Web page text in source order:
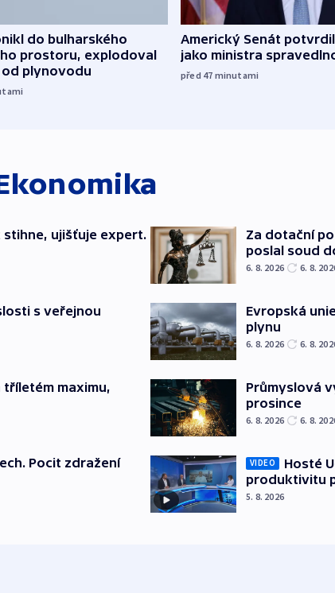
do bulharského
prostoru, explodoval
plynovodu
Americký Senát
jako ministra
před 47 minutami
stihne, ujišťuje expert.
s veřejnou
maximu,
Pocit zdražení
Za dotační
poslal soud
6. 8. 2026 6. 8.
Evropská
plynu
6. 8. 2026 6. 8.
Průmyslová
prosince
6. 8. 2026 6. 8.
VIDEO
Hosté
produktivitu
5. 8. 2026